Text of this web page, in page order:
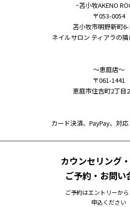
~苫小牧AKENO
〒053-0054
苫小牧市明野新町
ネイルサロン ティアラの隣
～恵庭店～
〒061-1441
恵庭市住吉町2丁目
カード決済、PayPay、対応
カウンセリング
ご予約・お問い
ご予約はエントリーか
申込ください